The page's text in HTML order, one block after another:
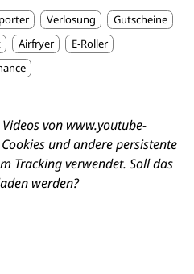
Verlosung
Gutscheine
Airfryer
E-Roller
von www.youtube-
und andere persistente
Tracking verwendet. Soll das
werden?